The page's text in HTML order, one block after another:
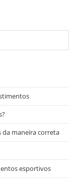
maneira correta
esportivos